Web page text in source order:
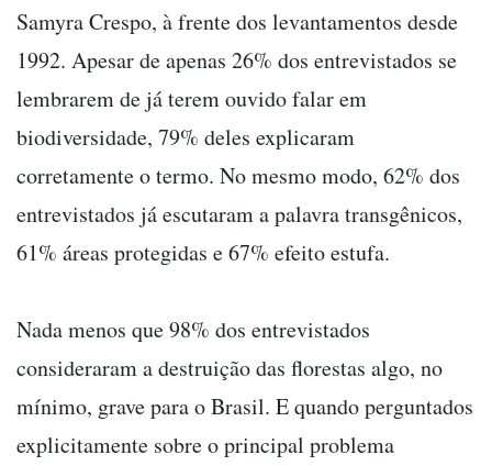
Samyra Crespo, à frente dos levantamentos desde
1992. Apesar de apenas 26% dos entrevistados se
lembrarem de já terem ouvido falar em
biodiversidade, 79% deles explicaram
corretamente o termo. No mesmo modo, 62% dos
entrevistados já escutaram a palavra transgênicos,
61% áreas protegidas e 67% efeito estufa.
Nada menos que 98% dos entrevistados
consideraram a destruição das florestas algo, no
mínimo, grave para o Brasil. E quando perguntados
explicitamente sobre o principal problema